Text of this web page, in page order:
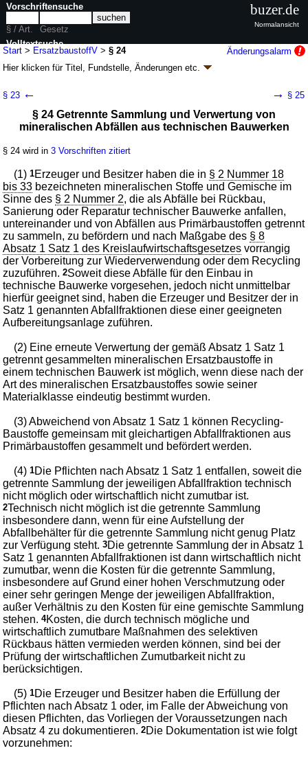
Start > ErsatzbaustoffV >§ 24
Änderungsalarm
Hier klicken fürTitel, Fundstelle, Änderungen etc.
(ErsatzbaustoffV)
Artikel 1 V. v. 09.07.2021BGBl. I S. 2598 (Nr. 43 ); zuletzt geändert durch
Artikel 1V. v. 13.07.2023BGBl. 2023 I Nr. 186
2 weitere Fassungen | Drucksachen / Entwurf / Begründung
wird in 14 Vorschriften zitiert
Abschnitt 5 Getrennte Sammlung von mineralischen
Abfällen
§ 23 ← → § 25
§ 24 Getrennte Sammlung und Verwertung von
mineralischen Abfällen aus technischen Bauwerken
§ 24 wird in3 Vorschriften zitiert
(1)1Erzeuger und Besitzer haben die in § 2 Nummer 18
bis 33 bezeichneten mineralischen Stoffe und Gemische im
Sinne des § 2 Nummer 2, die als Abfälle bei Rückbau,
Sanierung oder Reparatur technischer Bauwerke anfallen,
untereinander und von Abfällen aus Primärbaustoffen getrennt
zu sammeln, zu befördern und nach Maßgabe des § 8
Absatz 1 Satz 1 des Kreislaufwirtschaftsgesetzes vorrangig
der Vorbereitung zur Wiederverwendung oder dem Recycling
zuzuführen.2Soweit diese Abfälle für den Einbau in
technische Bauwerke vorgesehen, jedoch nicht unmittelbar
hierfür geeignet sind, haben die Erzeuger und Besitzer der in
Satz 1 genannten Abfallfraktionen diese einer geeigneten
Aufbereitungsanlage zuführen.
(2) Eine erneute Verwertung der gemäß Absatz 1 Satz 1
getrennt gesammelten mineralischen Ersatzbaustoffe in
einem technischen Bauwerk ist möglich, wenn diese nach der
Art des mineralischen Ersatzbaustoffes sowie seiner
Materialklasse eindeutig bestimmt wurden.
(3) Abweichend von Absatz 1 Satz 1 können Recycling-
Baustoffe gemeinsam mit gleichartigen Abfallfraktionen aus
Primärbaustoffen gesammelt und befördert werden.
(4)1Die Pflichten nach Absatz 1 Satz 1 entfallen, soweit die
getrennte Sammlung der jeweiligen Abfallfraktion technisch
nicht möglich oder wirtschaftlich nicht zumutbar ist.
2Technisch nicht möglich ist die getrennte Sammlung
insbesondere dann, wenn für eine Aufstellung der
Abfallbehälter für die getrennte Sammlung nicht genug Platz
zur Verfügung steht.3Die getrennte Sammlung der in Absatz 1
Satz 1 genannten Abfallfraktionen ist dann wirtschaftlich nicht
zumutbar, wenn die Kosten für die getrennte Sammlung,
insbesondere auf Grund einer hohen Verschmutzung oder
einer sehr geringen Menge der jeweiligen Abfallfraktion,
außer Verhältnis zu den Kosten für eine gemischte Sammlung
stehen.4Kosten, die durch technisch mögliche und
wirtschaftlich zumutbare Maßnahmen des selektiven
Rückbaus hätten vermieden werden können, sind bei der
Prüfung der wirtschaftlichen Zumutbarkeit nicht zu
berücksichtigen.
(5)1Die Erzeuger und Besitzer haben die Erfüllung der
Pflichten nach Absatz 1 oder, im Falle der Abweichung von
diesen Pflichten, das Vorliegen der Voraussetzungen nach
Absatz 4 zu dokumentieren.2Die Dokumentation ist wie folgt
vorzunehmen:
Vorschriftensuche
§ / Art.
Gesetz
Volltextsuche
nur in ErsatzbaustoffV
buzer.de
Normalansicht